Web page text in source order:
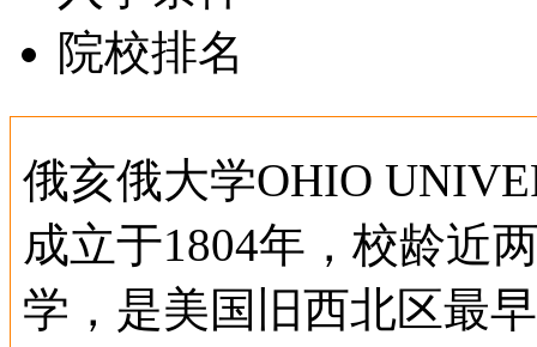
院校排名
俄亥俄大学OHIO
成立于1804年，校龄近
学，是美国旧西北区最